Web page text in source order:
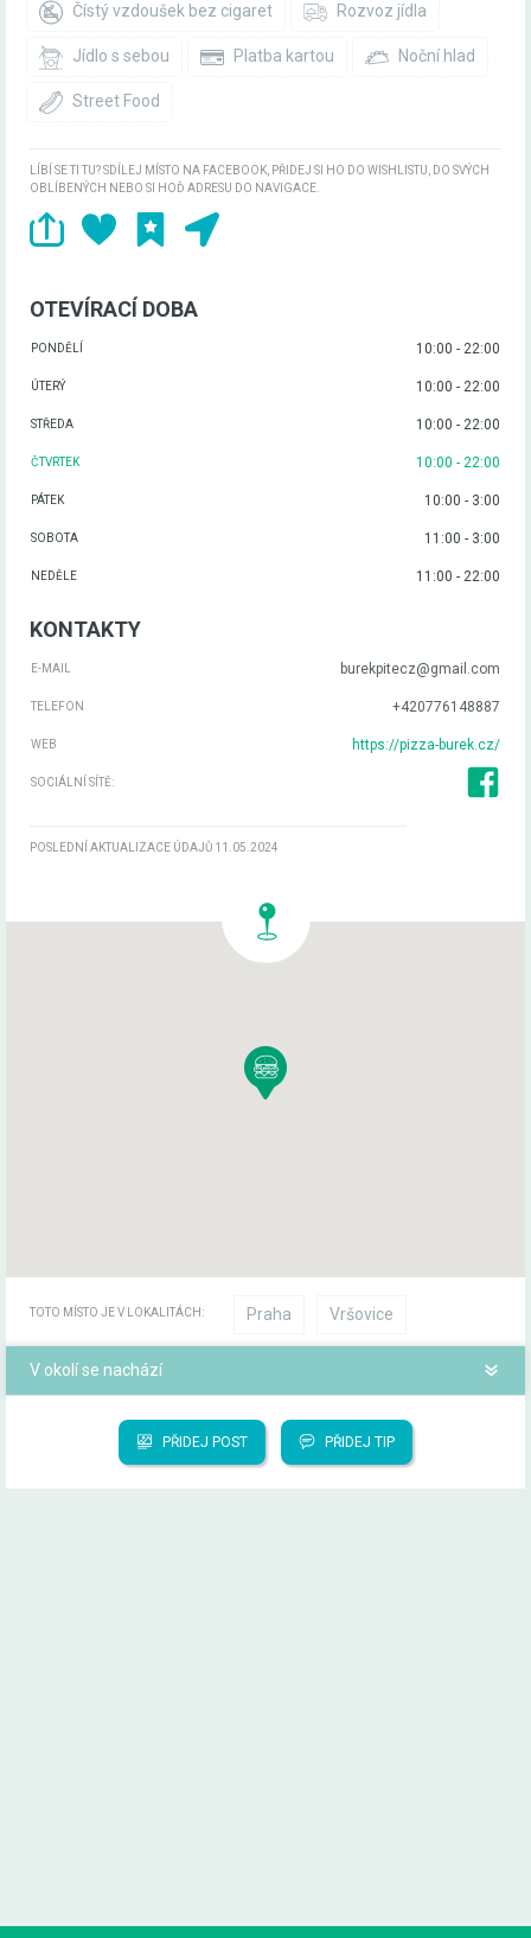
Čístý vzdoušek bez cigaret Rozvoz jídla
Jídlo s sebou Platba kartou Noční hlad
Street Food
LÍBÍ SE TI TU? SDÍLEJ MÍSTO NA FACEBOOK, PŘIDEJ SI HO DO WISHLISTU, DO SVÝCH
OBLÍBENÝCH NEBO SI HOĎ ADRESU DO NAVIGACE.
OTEVÍRACÍ DOBA
PONDĚLÍ 10:00 - 22:00
ÚTERÝ 10:00 - 22:00
STŘEDA 10:00 - 22:00
ČTVRTEK 10:00 - 22:00
PÁTEK 10:00 - 3:00
SOBOTA 11:00 - 3:00
NEDĚLE 11:00 - 22:00
KONTAKTY
E-MAIL burekpitecz@gmail.com
TELEFON +420776148887
WEB https://pizza-burek.cz/
SOCIÁLNÍ SÍTĚ:
POSLEDNÍ AKTUALIZACE ÚDAJŮ 11.05.2024
TOTO MÍSTO JE V LOKALITÁCH: Praha Vršovice
V okolí se nachází
PŘIDEJ POST PŘIDEJ TIP